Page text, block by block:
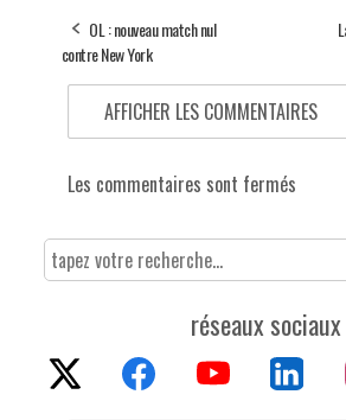
OL : nouveau match nul
contre New York
AFFICHER LES COMMENTAIRES
Les commentaires sont fermés
réseaux sociaux